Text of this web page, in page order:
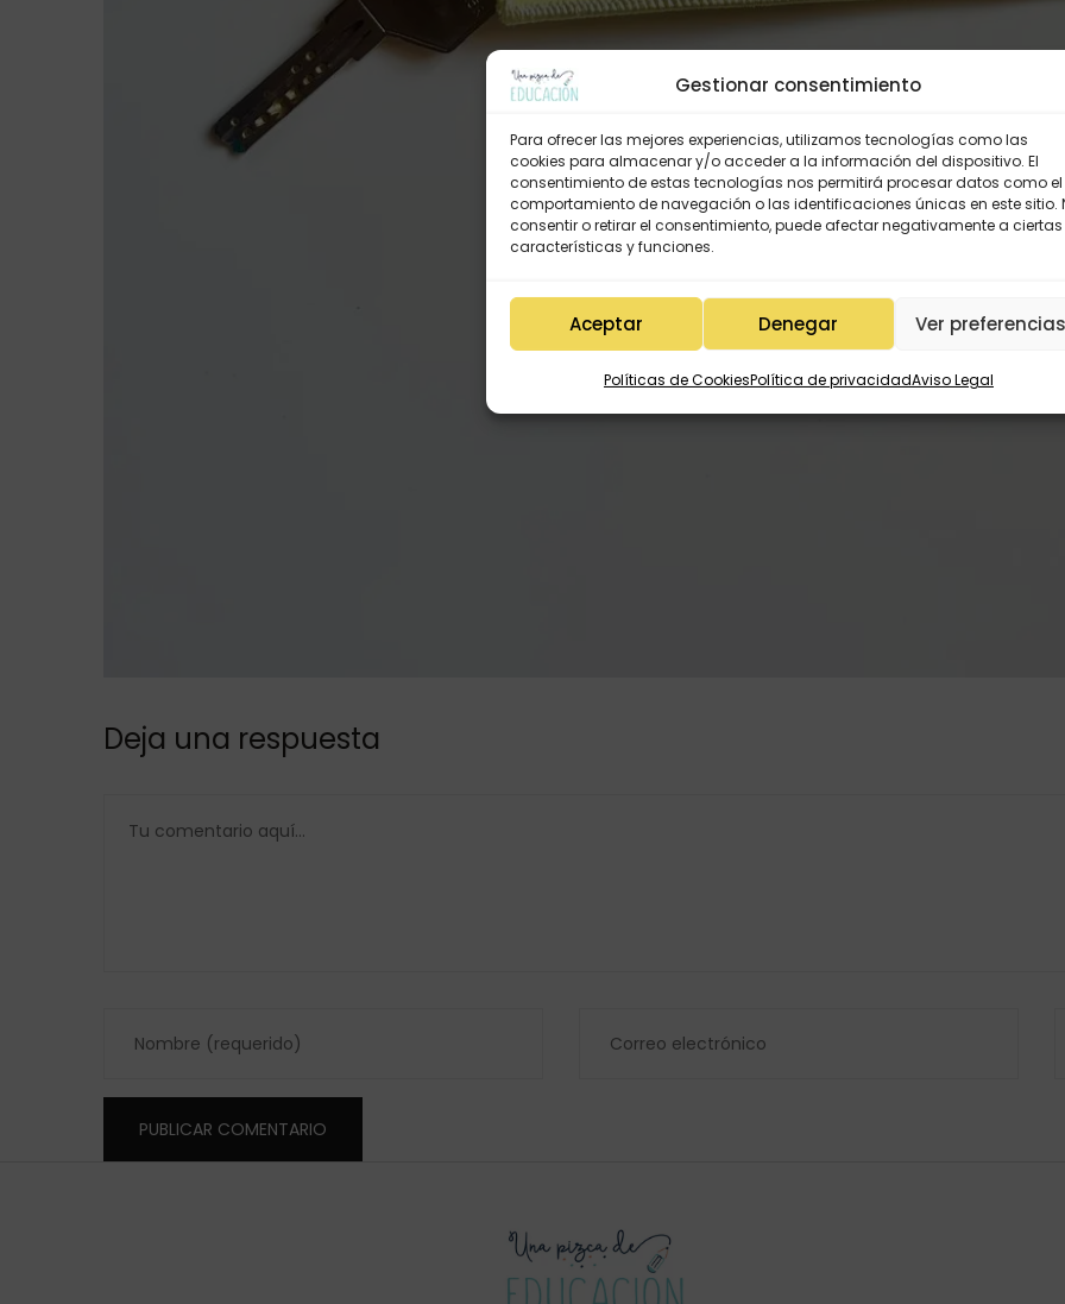
Gestionar consentimiento
Para ofrecer las mejores experiencias, utilizamos tecnologías como las
cookies para almacenar y/o acceder a la información del dispositivo. El
consentimiento de estas tecnologías nos permitirá procesar datos como el
comportamiento de navegación o las identificaciones únicas en este sitio.
consentir o retirar el consentimiento, puede afectar negativamente a ciertas
características y funciones.
Aceptar Denegar Ver
Políticas de CookiesPolítica de privacidadAviso Legal
Deja una respuesta